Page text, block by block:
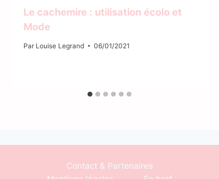
Le cachemire : utilisation écolo et
Mode
Par Louise Legrand 06/01/2021
Contact & Partenaires